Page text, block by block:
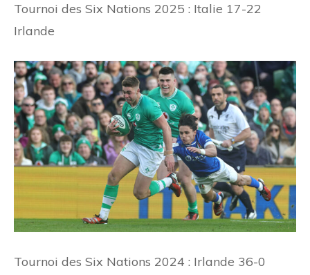
Tournoi des Six Nations 2025 : Italie 17-22
Irlande
Tournoi des Six Nations 2024 : Irlande 36-0